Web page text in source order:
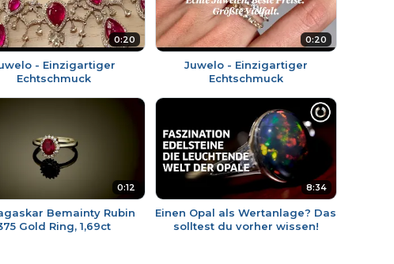
0:20
- Einzigartiger
Echtschmuck
0:20
Juwelo - Einzigartiger
Echtschmuck
0:12
Bemainty Rubin
Gold Ring, 1,69ct
8:34
Einen Opal als Wertanlage? Das
solltest du vorher wissen!